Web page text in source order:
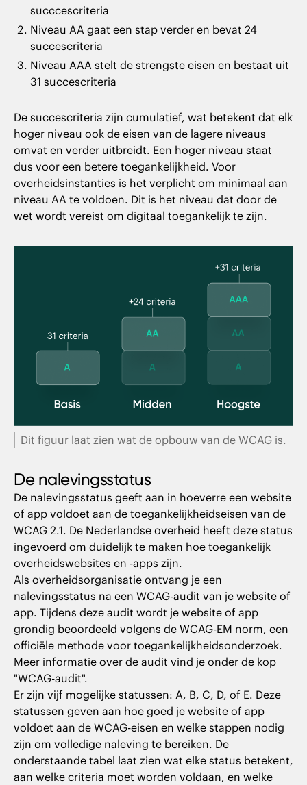
succcescriteria
Niveau AA gaat een stap verder en bevat 24
succescriteria
Niveau AAA stelt de strengste eisen en bestaat uit
31 succescriteria
De succescriteria zijn cumulatief, wat betekent dat elk
hoger niveau ook de eisen van de lagere niveaus
omvat en verder uitbreidt. Een hoger niveau staat
dus voor een betere toegankelijkheid. Voor
overheidsinstanties is het verplicht om minimaal aan
niveau AA te voldoen. Dit is het niveau dat door de
wet wordt vereist om digitaal toegankelijk te zijn.
Dit figuur laat zien wat de opbouw van de WCAG is.
De nalevingsstatus
De nalevingsstatus geeft aan in hoeverre een website
of app voldoet aan de toegankelijkheidseisen van de
WCAG 2.1. De Nederlandse overheid heeft deze status
ingevoerd om duidelijk te maken hoe toegankelijk
overheidswebsites en -apps zijn.
Als overheidsorganisatie ontvang je een
nalevingsstatus na een WCAG-audit van je website of
app. Tijdens deze audit wordt je website of app
grondig beoordeeld volgens de WCAG-EM norm, een
officiële methode voor toegankelijkheidsonderzoek.
Meer informatie over de audit vind je onder de kop
"WCAG-audit".
Er zijn vijf mogelijke statussen: A, B, C, D, of E. Deze
statussen geven aan hoe goed je website of app
voldoet aan de WCAG-eisen en welke stappen nodig
zijn om volledige naleving te bereiken. De
onderstaande tabel laat zien wat elke status betekent,
aan welke criteria moet worden voldaan, en welke